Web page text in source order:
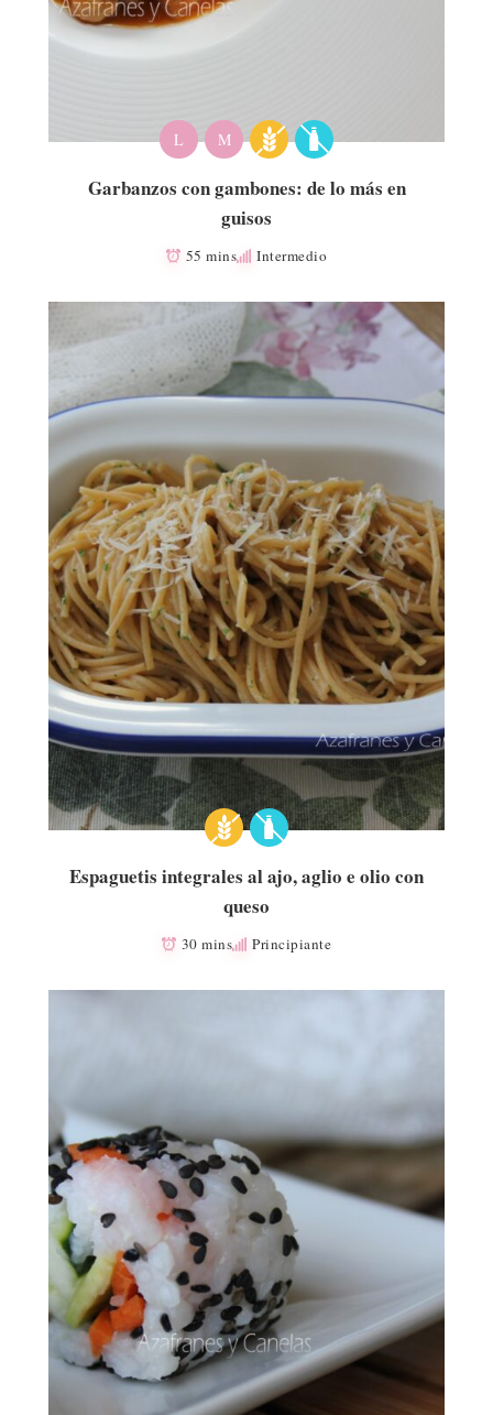
L M
Garbanzos con gambones: de lo más en
guisos
55 mins Intermedio
Espaguetis integrales al ajo, aglio e olio con
queso
30 mins Principiante